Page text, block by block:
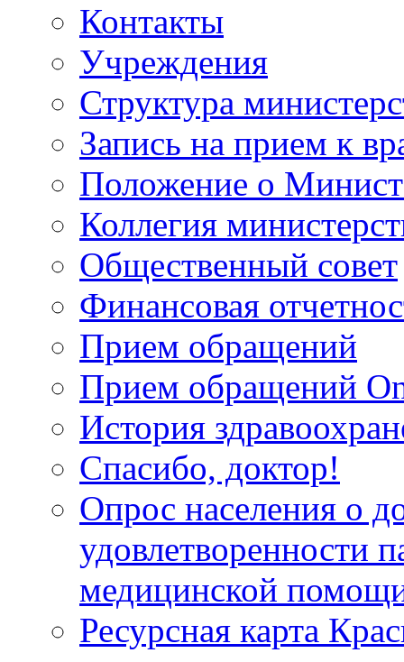
Контакты
Учреждения
Структура
Запись на прием к
Положение о
Коллегия
Общественный совет
Финансовая
Прием обращений
Прием обращений
История
Спасибо, доктор!
Опрос населения о
удовлетворенности
медицинской
Ресурсная карта